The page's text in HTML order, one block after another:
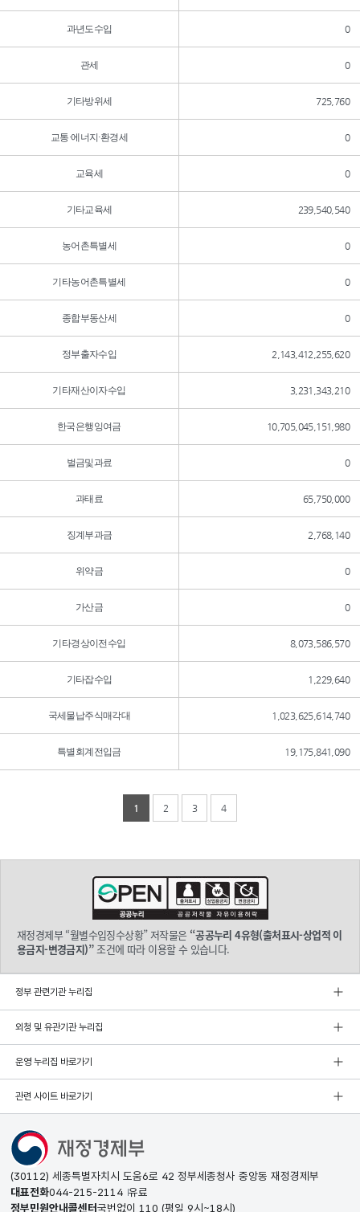
과년도수입 0
관세 0
기타방위세 725,760
교통·에너지·환경세 0
교육세 0
기타교육세 239,540,540
농어촌특별세 0
기타농어촌특별세 0
종합부동산세 0
정부출자수입 2,143,412,255,620
기타재산이자수입 3,231,343,210
한국은행잉여금 10,705,045,151,980
벌금및과료 0
과태료 65,750,000
징계부과금 2,768,140
위약금 0
가산금 0
기타경상이전수입 8,073,586,570
기타잡수입 1,229,640
국세물납주식매각대 1,023,625,614,740
특별회계전입금 19,175,841,090
1 2 3 4
재정경제부 “월별수입징수상황” 저작물은 “공공누리 4유형(출처표시-상업적 이
용금지-변경금지)”조건에 따라 이용할 수 있습니다.
정부 관련기관 누리집
외청 및 유관기관 누리집
운영 누리집 바로가기
관련 사이트 바로가기
(30112) 세종특별자치시 도움6로 42 정부세종청사 중앙동 재정경제부
대표전화044-215-2114 유료
정부민원안내콜센터국번없이 110 (평일 9시~18시)